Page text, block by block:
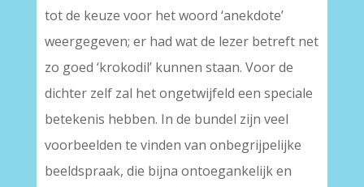
tot de keuze voor het woord ‘anekdote’
weergegeven; er had wat de lezer betreft net
zo goed ‘krokodil’ kunnen staan. Voor de
dichter zelf zal het ongetwijfeld een speciale
betekenis hebben. In de bundel zijn veel
voorbeelden te vinden van onbegrijpelijke
beeldspraak, die bijna ontoegankelijk en